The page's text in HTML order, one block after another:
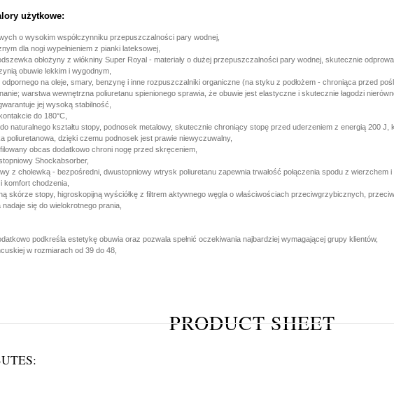
użytkowe:
o wysokim współczynniku przepuszczalności pary wodnej,
dla nogi wypełnieniem z pianki lateksowej,
obłożyny z włókniny Super Royal - materiały o dużej przepuszczalności pary wodnej, skutecznie
obuwie lekkim i wygodnym,
na oleje, smary, benzynę i inne rozpuszczalniki organiczne (na styku z podłożem - chroniąca przed
warstwa wewnętrzna poliuretanu spienionego sprawia, że obuwie jest elastyczne i skutecznie łagodzi
jej wysoką stabilność,
do 180°C,
naturalnego kształtu stopy, podnosek metalowy, skutecznie chroniący stopę przed uderzeniem z energią 200
poliuretanowa, dzięki czemu podnosek jest prawie niewyczuwalny,
obcas dodatkowo chroni nogę przed skręceniem,
Shockabsorber,
z cholewką - bezpośredni, dwustopniowy wtrysk poliuretanu zapewnia trwałość połączenia spodu z wierzchem i
komfort chodzenia,
skórze stopy, higroskopijną wyściółkę z filtrem aktywnego węgla o właściwościach przeciwgrzybicznych,
się do wielokrotnego prania,
podkreśla estetykę obuwia oraz pozwala spełnić oczekiwania najbardziej wymagającej grupy klientów,
w rozmiarach od 39 do 48,
PRODUCT SHEET